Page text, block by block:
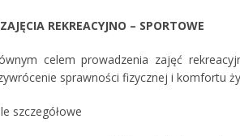
REKREACYJNO – SPORTOWE
celem prowadzenia zajęć
sprawności fizycznej i komfortu
szczegółowe